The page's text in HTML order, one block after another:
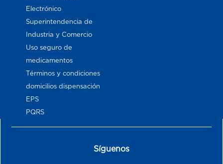
Electrónico
Superintendencia de
Industria y Comercio
Uso seguro de
medicamentos
Términos y condiciones
domicilios dispensación
EPS
PQRS
Síguenos